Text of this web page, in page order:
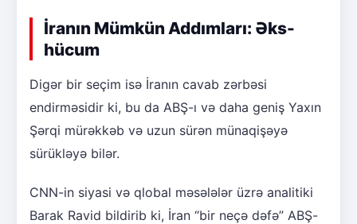
İranın Mümkün Addımları: Əks-
hücum
Digər bir seçim isə İranın cavab zərbəsi
endirməsidir ki, bu da ABŞ-ı və daha geniş Yaxın
Şərqi mürəkkəb və uzun sürən münaqişəyə
sürükləyə bilər.
CNN-in siyasi və qlobal məsələlər üzrə analitiki
Barak Ravid bildirib ki, İran “bir neçə dəfə” ABŞ-